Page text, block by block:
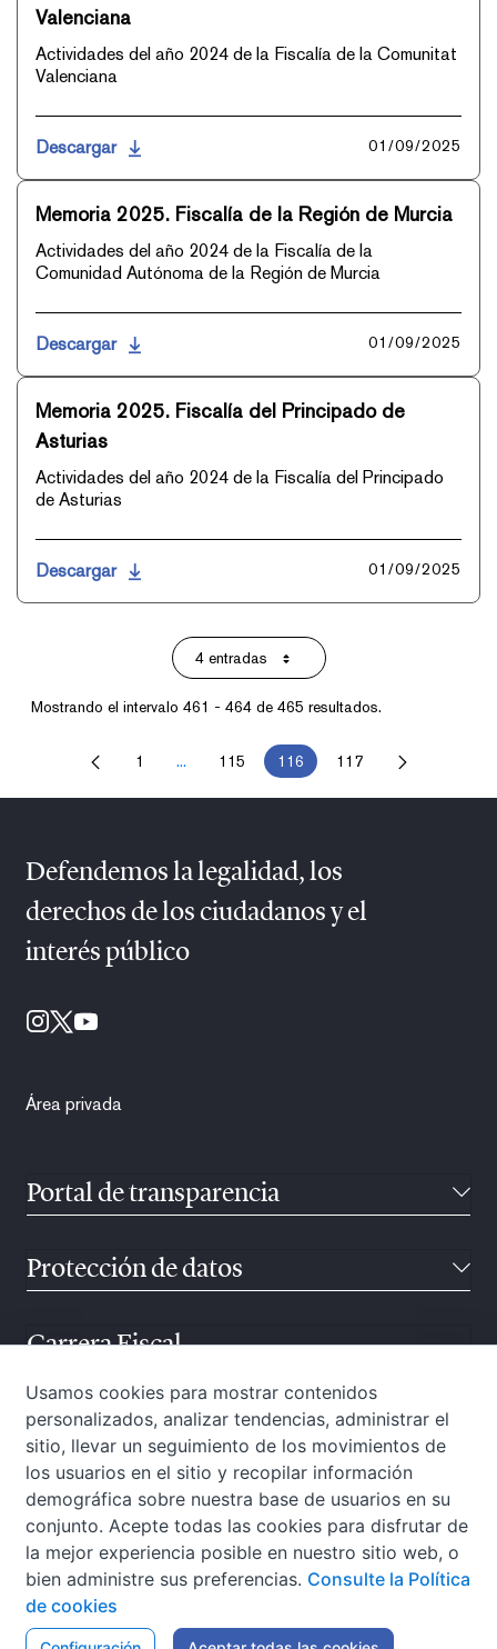
Valenciana
Actividades del año 2024 de la Fiscalía de la Comunitat
Valenciana
Descargar 01/09/2025
Memoria 2025. Fiscalía de la Región de Murcia
Actividades del año 2024 de la Fiscalía de la
Comunidad Autónoma de la Región de Murcia
Descargar 01/09/2025
Memoria 2025. Fiscalía del Principado de
Asturias
Actividades del año 2024 de la Fiscalía del Principado
de Asturias
Descargar 01/09/2025
4 entradasPor página
Mostrando el intervalo 461 - 464 de 465 resultados.
Página
1 ...Páginas intermedias Use TAB para
Página
115 Página
116 Página
117
Defendemos la legalidad, los
derechos de los ciudadanos y el
interés público
Área privada
Portal de transparencia
Protección de datos
Carrera Fiscal
Atención ciudadana
Usamos cookies para mostrar contenidos
personalizados, analizar tendencias, administrar el
sitio, llevar un seguimiento de los movimientos de
los usuarios en el sitio y recopilar información
demográfica sobre nuestra base de usuarios en su
conjunto. Acepte todas las cookies para disfrutar de
la mejor experiencia posible en nuestro sitio web, o
bien administre sus preferencias. Consulte la Política
de cookies